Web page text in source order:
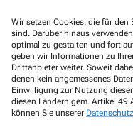
Wir setzen Cookies, die für
sind. Darüber hinaus
optimal zu gestalten und
geben wir Informationen zu
Drittanbieter weiter. Soweit
denen kein angemessenes
Einwilligung zur Nutzung
diesen Ländern gem. Artikel 49
können Sie unserer
Hello world!
Welcome to
post. Edit or delete it,
Mehr Lesen